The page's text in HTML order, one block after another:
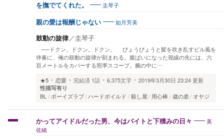
を撫でてくれた。
圭琴子
親の愛は報酬じゃない 如月芳美
鼓動の旋律／圭琴子
──ドクン。ドクン。ドクン。 びょうびょうと髪を吹き乱すビル風を
伴奏に、俺の鼓動の旋律が刻まれる。腹ばいになった視線の先には、六
百メートルをカバーする照準スコープ。腕の中に…
★5
恋愛 完結済 1話 6,375文字 2019年3月30日 23:24 更新
性描写有り
BL ボーイズラブ ハードボイルド 殺し屋 用心棒 歳の差 オヤジ
かってアイドルだった男、今はバイトと下積みの日々
美
佐緒